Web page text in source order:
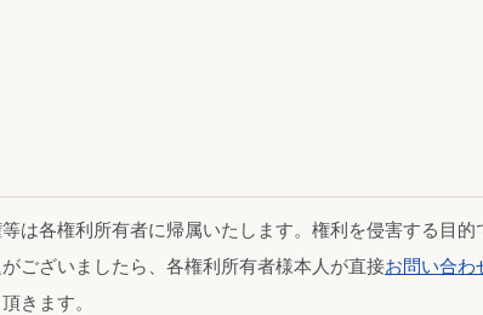
は各権利所有者に帰属いたします。権利を侵害する目的
ございましたら、各権利所有者様本人が直接お問い合わ
きます。